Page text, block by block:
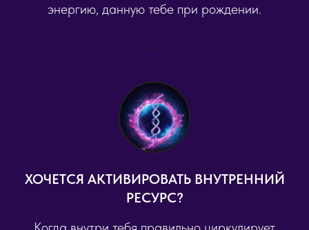
энергию, данную тебе при рождении.
ХОЧЕТСЯ АКТИВИРОВАТЬ ВНУТРЕННИЙ
РЕСУРС?